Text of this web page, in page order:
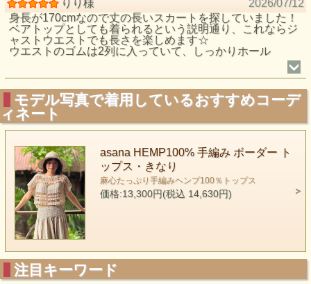
りり様
2026/07/12
身長が170cmなので丈の長いスカートを探していました！
ベアトップとしても着られるという説明通り、これならジ
ャストウエストでも長さを楽しめます☆
ウエストのゴムは2列に入っていて、しっかりホール
モデル写真で着用しているおすすめコーデ
ィネート
asana HEMP100% 手編み ボーダー ト
ップス・きなり
麻心たっぷり手編みヘンプ100％トップス
価格:13,300円(税込 14,630円)
注目キーワード